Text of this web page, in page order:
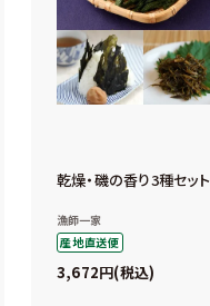
乾燥・磯の香り3種セット
漁師一家
産地直送便
3,672 税込